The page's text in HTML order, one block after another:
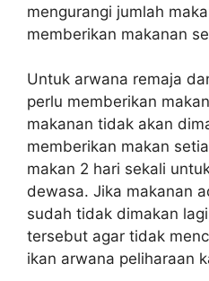
mengurangi jumlah
memberikan makanan
Untuk arwana remaja
perlu memberikan
makanan tidak akan
memberikan makan
makan 2 hari sekali
dewasa. Jika makanan
sudah tidak dimakan
tersebut agar tidak
ikan arwana peliharaan